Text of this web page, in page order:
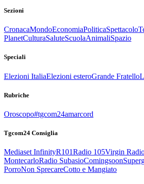
Sezioni
CronacaMondoEconomiaPoliticaSpettacolo
PlanetCulturaSaluteScuolaAnimaliSpazio
Speciali
Elezioni ItaliaElezioni esteroGrande Fratello
Rubriche
Oroscopo#tgcom24amarcord
Tgcom24 Consiglia
Mediaset InfinityR101Radio 105Virgin
MontecarloRadio SubasioComingsoon
PorroNon SprecareCotto e Mangiato